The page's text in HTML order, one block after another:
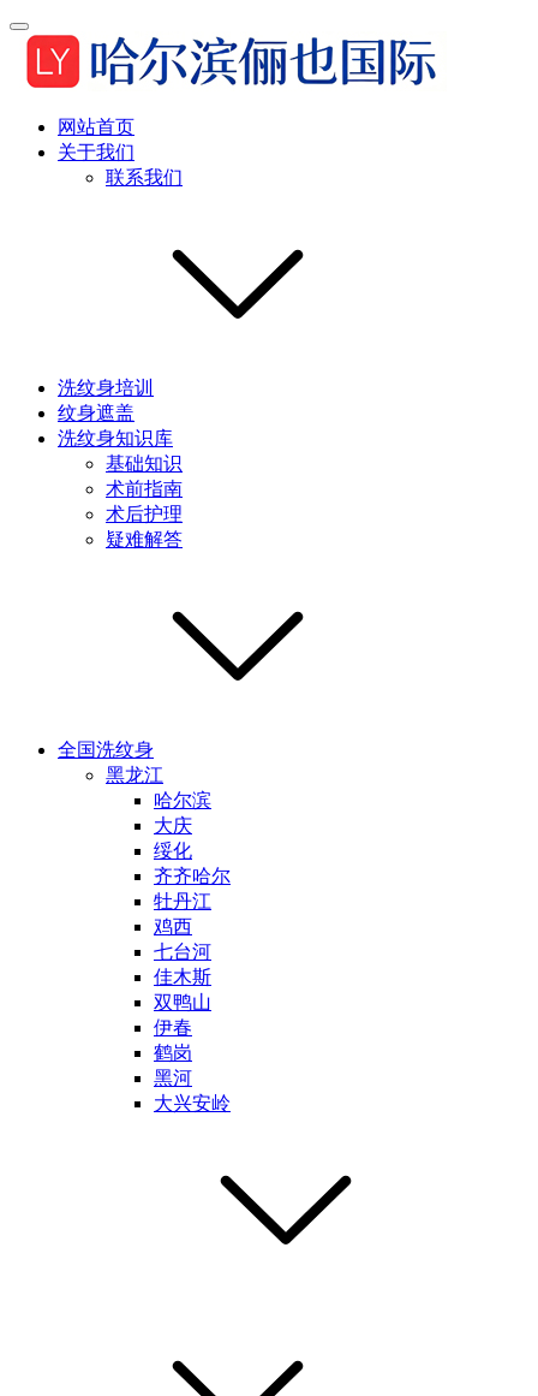
网站首页
关于我们
联系我们
洗纹身培训
纹身遮盖
洗纹身知识库
基础知识
术前指南
术后护理
疑难解答
全国洗纹身
黑龙江
哈尔滨
大庆
绥化
齐齐哈尔
牡丹江
鸡西
七台河
佳木斯
双鸭山
伊春
鹤岗
黑河
大兴安岭